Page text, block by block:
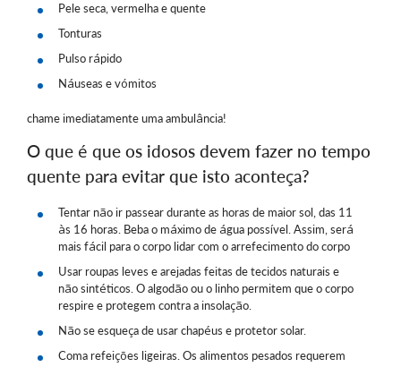
Pele seca, vermelha e quente
Tonturas
Pulso rápido
Náuseas e vómitos
chame imediatamente uma ambulância!
O que é que os idosos devem fazer no tempo
quente para evitar que isto aconteça?
Tentar não ir passear durante as horas de maior sol, das 11
às 16 horas. Beba o máximo de água possível. Assim, será
mais fácil para o corpo lidar com o arrefecimento do corpo
Usar roupas leves e arejadas feitas de tecidos naturais e
não sintéticos. O algodão ou o linho permitem que o corpo
respire e protegem contra a insolação.
Não se esqueça de usar chapéus e protetor solar.
Coma refeições ligeiras. Os alimentos pesados requerem